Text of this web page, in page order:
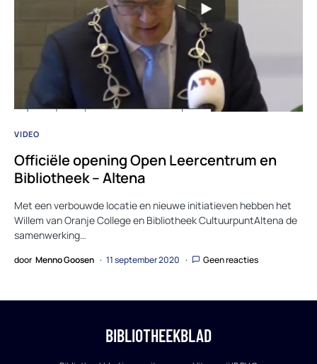
VIDEO
Officiële opening Open Leercentrum en
Bibliotheek – Altena
Met een verbouwde locatie en nieuwe initiatieven hebben het
Willem van Oranje College en Bibliotheek CultuurpuntAltena de
samenwerking…
door Menno Goosen 11 september 2020 Geen reacties
BIBLIOTHEEKBLAD